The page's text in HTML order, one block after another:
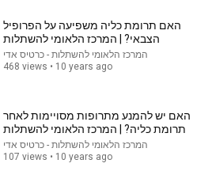
29:23
Steve one question — he
האם תרומת כליה משפיעה על הפרופיל
הצבאי? | המרכז הלאומי להשתלות
המרכז הלאומי להשתלות - כרטיס אדי
468 views • 10 years ago
האם יש להמנע מתרופות מסויימות לאחר
תרומת כליה? | המרכז הלאומי להשתלות
המרכז הלאומי להשתלות - כרטיס אדי
107 views • 10 years ago